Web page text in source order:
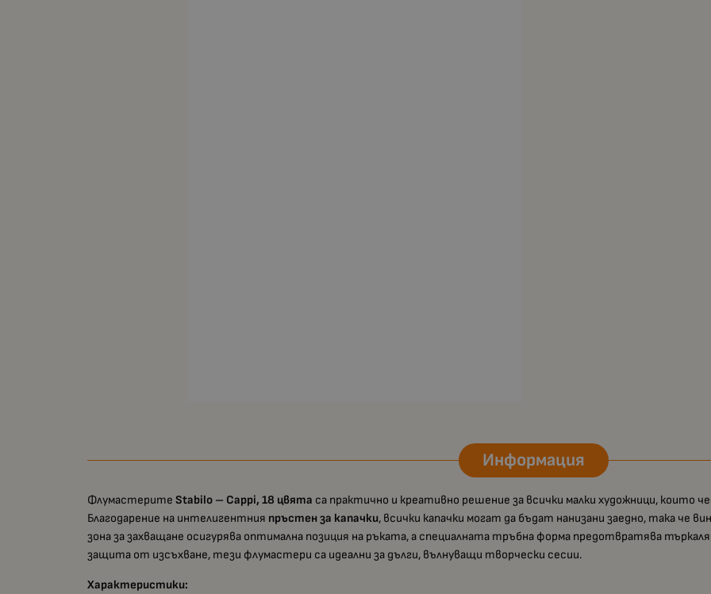
Информация
ФлумастеритеStabilo – Cappi, 18 цвята са практично и креативно решение за всички малки художници, които
Благодарение на интелигентния пръстен за капачки, всички капачки могат да бъдат нанизани заедно, така че
зона за захващане осигурява оптимална позиция на ръката, а специалната тръбна форма предотвратява
защита от изсъхване, тези флумастери са идеални за дълги, вълнуващи творчески сесии.
Характеристики: